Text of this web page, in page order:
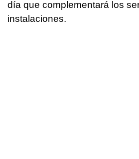
día que complementará los
instalaciones.